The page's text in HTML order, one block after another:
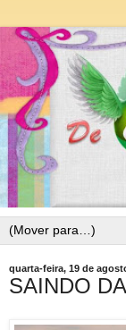
quarta-feira, 19 de
SAINDO